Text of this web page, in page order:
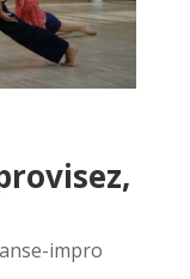
impro